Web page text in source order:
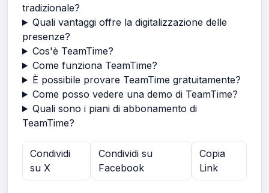
tradizionale?
Quali vantaggi offre la digitalizzazione delle
presenze?
Cos'è TeamTime?
Come funziona TeamTime?
È possibile provare TeamTime gratuitamente?
Come posso vedere una demo di TeamTime?
Quali sono i piani di abbonamento di
TeamTime?
Condividi
su X
Condividi su
Facebook
Copia
Link